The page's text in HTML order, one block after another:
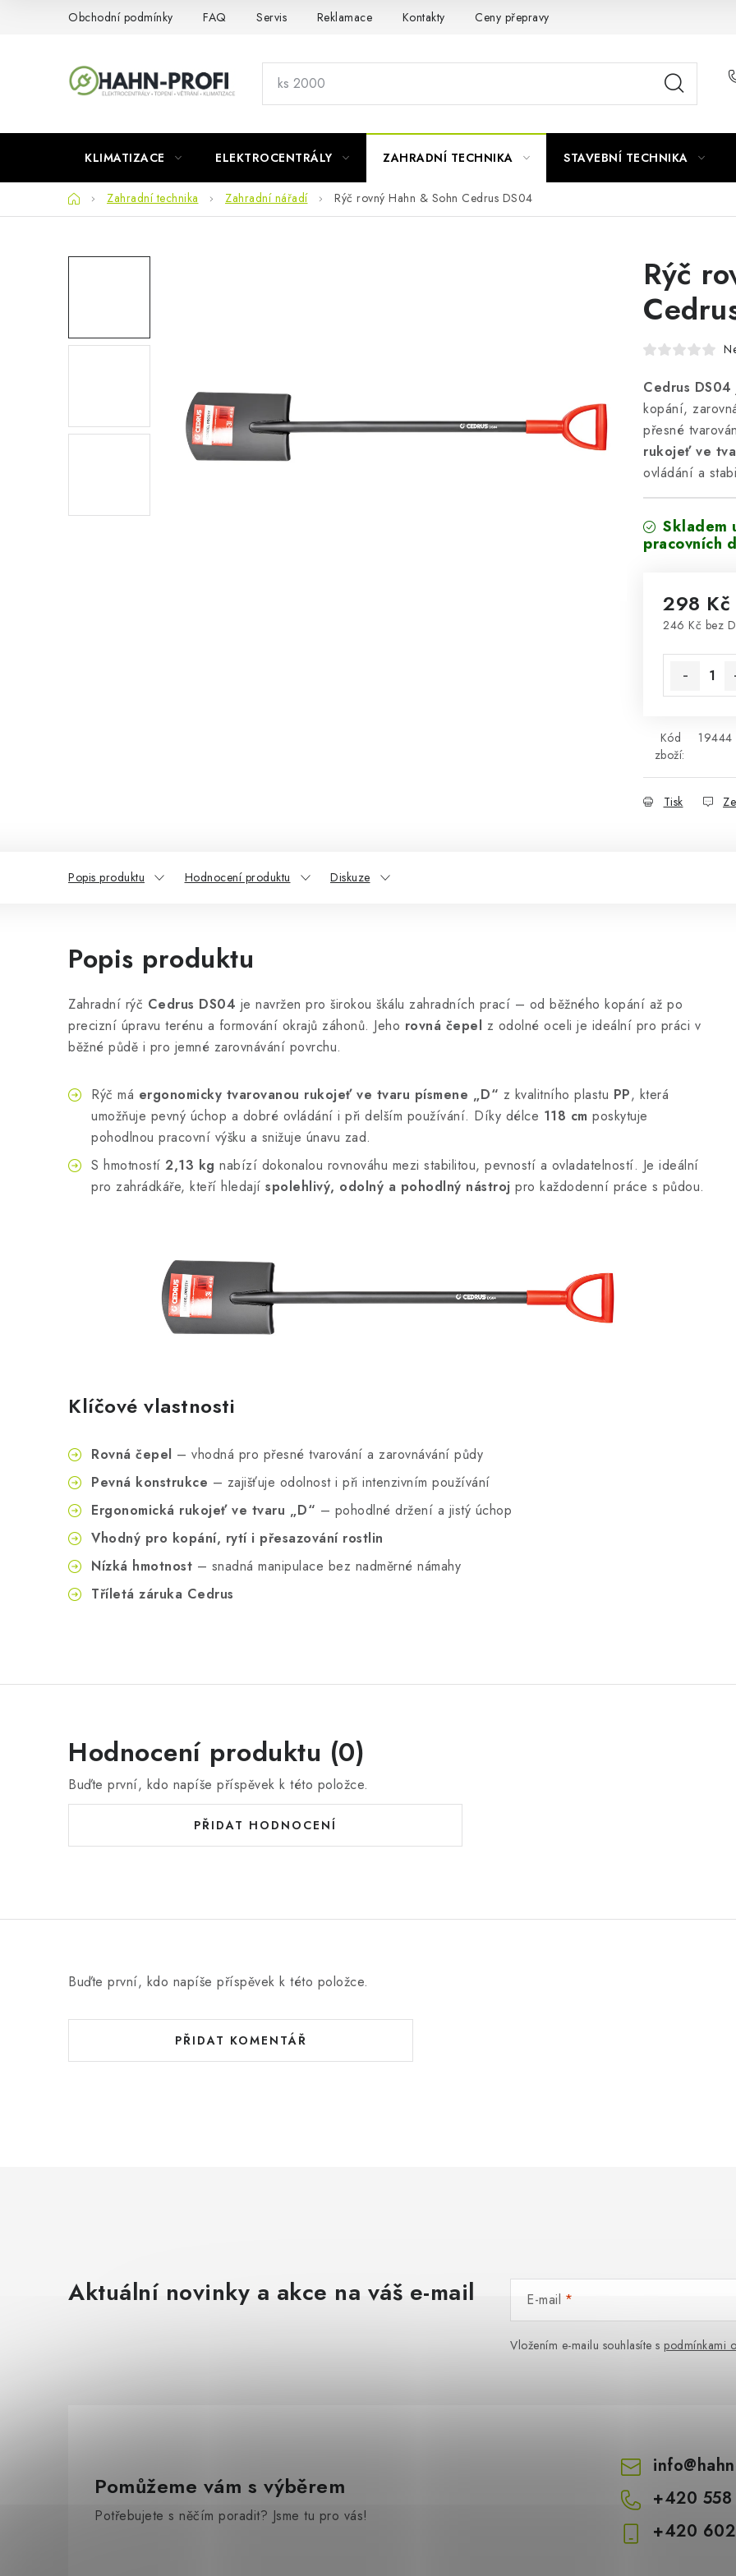
Obchodní podmínky FAQ Servis Reklamace Kontakty Ceny přepravy
KLIMATIZACE ELEKTROCENTRÁLY ZAHRADNÍ TECHNIKA STAVEBNÍ TECHNIKA
DomůZahradní technika Zahradní nářadí Rýč rovný Hahn & Sohn Cedrus DS04
Rýč
Cedrus DS04
kopání,
přesné
rukojeť ve
ovládání a
Skladem
pracovních
298 Kč
246 Kč bez
Kód
zboží:
19444
Tisk
Popis produktu Hodnocení produktu Diskuze
Popis produktu
Zahradní rýč Cedrus DS04 je navržen pro širokou škálu zahradních prací – od běžného kopání až po
precizní úpravu terénu a formování okrajů záhonů. Jeho rovná čepel z odolné oceli je ideální pro práci v
běžné půdě i pro jemné zarovnávání povrchu.
Rýč má ergonomicky tvarovanou rukojeť ve tvaru písmene „D“ z kvalitního plastu PP, která
umožňuje pevný úchop a dobré ovládání i při delším používání. Díky délce 118 cm poskytuje
pohodlnou pracovní výšku a snižuje únavu zad.
S hmotností 2,13 kg nabízí dokonalou rovnováhu mezi stabilitou, pevností a ovladatelností. Je ideální
pro zahrádkáře, kteří hledají spolehlivý, odolný a pohodlný nástroj pro každodenní práce s půdou.
Klíčové vlastnosti
Rovná čepel – vhodná pro přesné tvarování a zarovnávání půdy
Pevná konstrukce – zajišťuje odolnost i při intenzivním používání
Ergonomická rukojeť ve tvaru „D“ – pohodlné držení a jistý úchop
Vhodný pro kopání, rytí i přesazování rostlin
Nízká hmotnost – snadná manipulace bez nadměrné námahy
Tříletá záruka Cedrus
Hodnocení produktu (0)
Buďte první, kdo napíše příspěvek k této položce.
PŘIDAT HODNOCENÍ
Buďte první, kdo napíše příspěvek k této položce.
PŘIDAT KOMENTÁŘ
Aktuální novinky a akce na váš e-mail E-mail
Vložením e-mailu souhlasíte s podmínkami
Pomůžeme vám s výběrem
Potřebujete s něčím poradit? Jsme tu pro vás!
info@
+420
+420